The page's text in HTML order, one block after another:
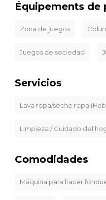
Équipements de
Zona de juegos
Juegos de sociedad
Servicios
Lava ropa/seche ropa
Limpieza / Cuidado del
Comodidades
Máquina para hacer